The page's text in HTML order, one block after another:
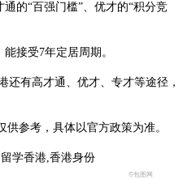
的“百强门槛”、优才的“积分竞
接受7年定居周期。
高才通、优才、专才等途径，
参考，具体以官方政策为准。
网